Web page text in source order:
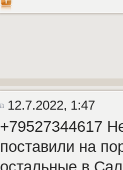
12.7.2022, 1:47
+79527344617
поставили на